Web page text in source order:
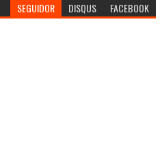
SEGUIDOR DISQUS FACEBOOK